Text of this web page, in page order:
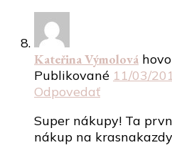
Kateřina Výmolová
Publikované 11/03/
Odpovedať
Super nákupy! Ta
nákup na